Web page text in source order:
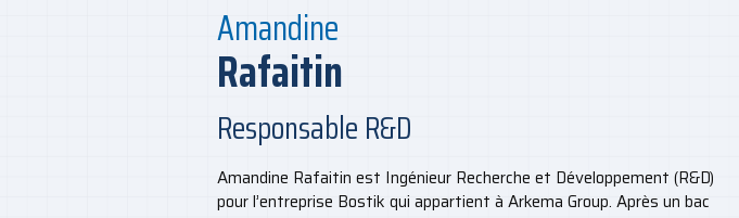
Amandine
Rafaitin
Responsable R&D
Amandine Rafaitin est Ingénieur Recherche et Développement (R&D)
pour l’entreprise Bostik qui appartient à Arkema Group. Après un bac